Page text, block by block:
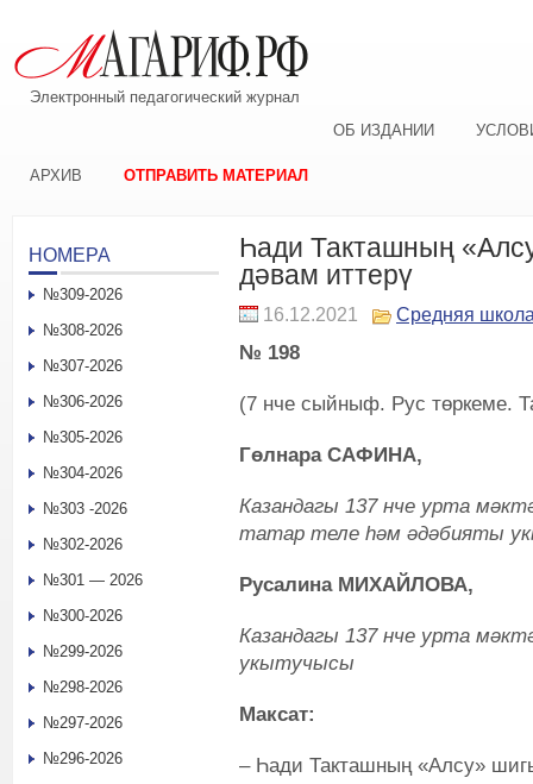
Электронный педагогический журнал
ОБ ИЗДАНИИ
АРХИВ ОТПРАВИТЬ МАТЕРИАЛ
Һади Такташның
дәвам иттерү
16.12.2021 Средняя
№ 198
(7 нче сыйныф. Рус төркеме.
Гөлнара САФИНА,
Казандагы 137 нче урта
татар теле һәм әдәбияты
Русалина МИХАЙЛОВА,
Казандагы 137 нче урта
укытучысы
Максат:
– Һади Такташның «Алсу»
НОМЕРА
№309-2026
№308-2026
№307-2026
№306-2026
№305-2026
№304-2026
№303 -2026
№302-2026
№301 — 2026
№300-2026
№299-2026
№298-2026
№297-2026
№296-2026